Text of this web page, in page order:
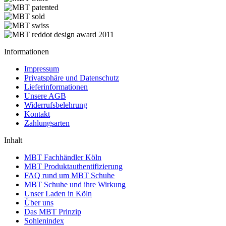
Informationen
Impressum
Privatsphäre und Datenschutz
Lieferinformationen
Unsere AGB
Widerrufsbelehrung
Kontakt
Zahlungsarten
Inhalt
MBT Fachhändler Köln
MBT Produktauthentifizierung
FAQ rund um MBT Schuhe
MBT Schuhe und ihre Wirkung
Unser Laden in Köln
Über uns
Das MBT Prinzip
Sohlenindex